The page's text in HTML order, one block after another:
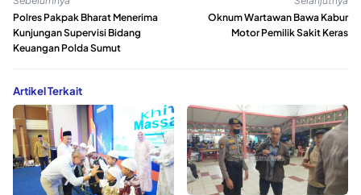
Polres Pakpak Bharat Menerima
Kunjungan Supervisi Bidang
Keuangan Polda Sumut
Oknum Wartawan Bawa Kabur
Motor Pemilik Sakit Keras
Artikel Terkait